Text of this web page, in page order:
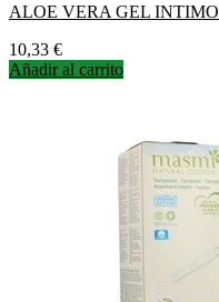
ALOE VERA GEL INTIMO
Precio
10,33 €
Añadir al carrito